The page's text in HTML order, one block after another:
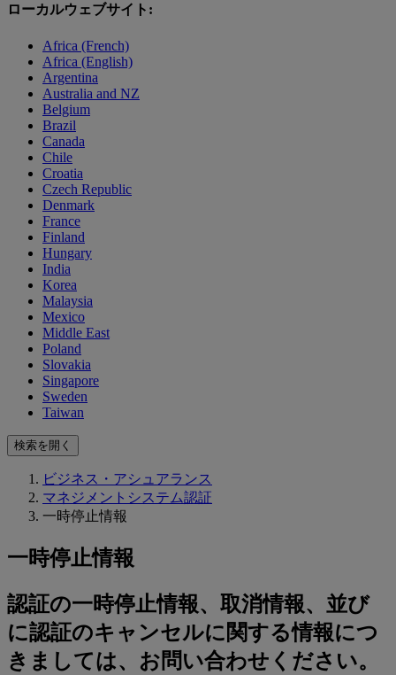
ローカルウェブサイト:
Africa (French)
Africa (English)
Argentina
Australia and NZ
Belgium
Brazil
Canada
Chile
Croatia
Czech Republic
Denmark
France
Finland
Hungary
India
Korea
Malaysia
Mexico
Middle East
Poland
Slovakia
Singapore
Sweden
Taiwan
検索を開く
ビジネス・アシュアランス
マネジメントシステム認証
一時停止情報
一時停止情報
認証の一時停止情報、取消情報、並び
に認証のキャンセルに関する情報につ
きましては、お問い合わせください。